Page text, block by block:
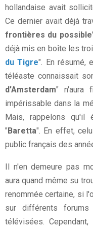
hollandaise avait
Ce dernier avait déjà
frontières du possible
déjà mis en boîte les
du Tigre". En résumé,
téléaste connaissait
d'Amsterdam" n'aura
impérissable dans la
Mais, rappelons
"Baretta". En effet,
public français des
Il n'en demeure pas
aura quand même su
renommée certaine, si
sur différents forums
télévisées.